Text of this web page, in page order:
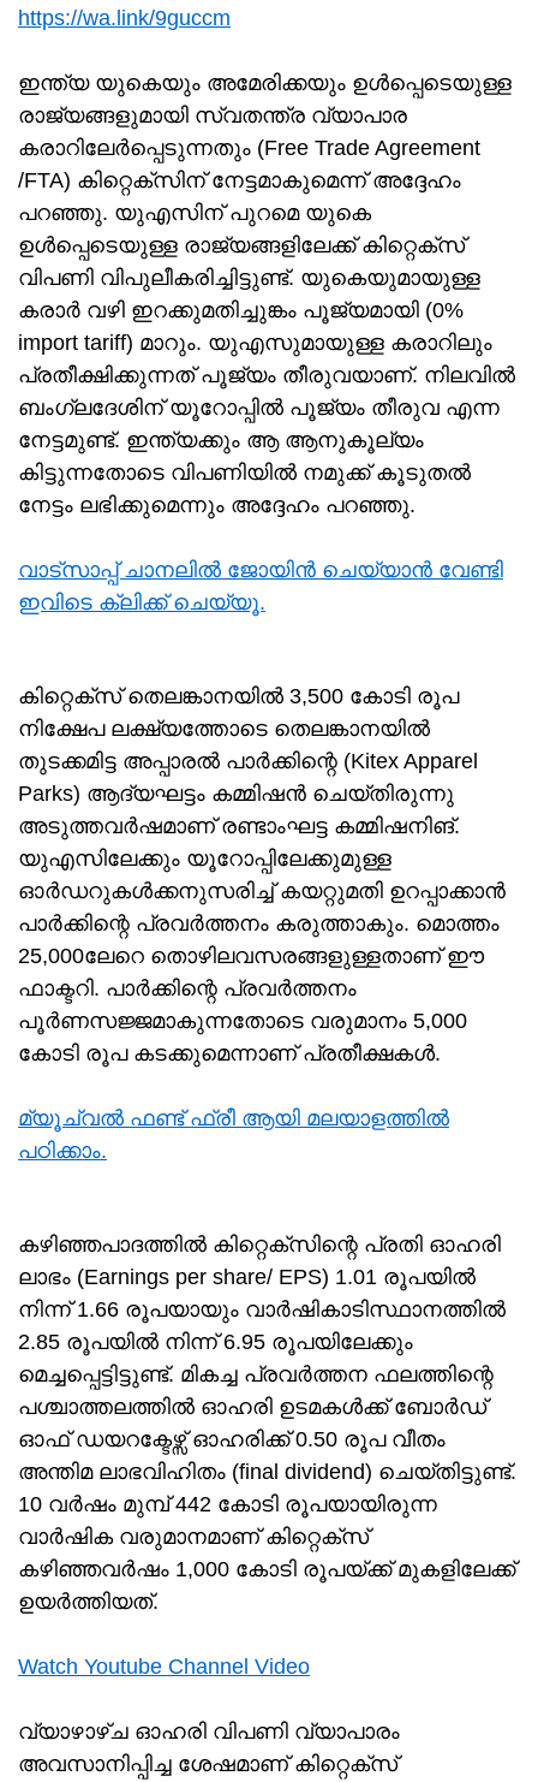
https://wa.link/9guccm
ഇന്ത്യ യുകെയും അമേരിക്കയും ഉൾപ്പെടെയുള്ള
രാജ്യങ്ങളുമായി സ്വതന്ത്ര വ്യാപാര
കരാറിലേർപ്പെടുന്നതും (Free Trade Agreement
/FTA) കിറ്റെക്സിന് നേട്ടമാകുമെന്ന് അദ്ദേഹം
പറഞ്ഞു. യുഎസിന് പുറമെ യുകെ
ഉൾപ്പെടെയുള്ള രാജ്യങ്ങളിലേക്ക് കിറ്റെക്സ്
വിപണി വിപുലീകരിച്ചിട്ടുണ്ട്. യുകെയുമായുള്ള
കരാർ വഴി ഇറക്കുമതിച്ചുങ്കം പൂജ്യമായി (0%
import tariff) മാറും. യുഎസുമായുള്ള കരാറിലും
പ്രതീക്ഷിക്കുന്നത് പൂജ്യം തീരുവയാണ്. നിലവിൽ‌
ബംഗ്ലദേശിന് യൂറോപ്പിൽ പൂജ്യം തീരുവ എന്ന
നേട്ടമുണ്ട്. ഇന്ത്യക്കും ആ ആനുകൂല്യം
കിട്ടുന്നതോടെ വിപണിയിൽ നമുക്ക് കൂടുതൽ
നേട്ടം ലഭിക്കുമെന്നും അദ്ദേഹം പറഞ്ഞു.
വാട്സാപ്പ് ചാനലിൽ ജോയിൻ ചെയ്യാൻ വേണ്ടി
ഇവിടെ ക്ലിക്ക് ചെയ്യൂ.
കിറ്റെക്സ് തെലങ്കാനയിൽ 3,500 കോടി രൂപ
നിക്ഷേപ ലക്ഷ്യത്തോടെ തെലങ്കാനയിൽ
തുടക്കമിട്ട അപ്പാരൽ പാർക്കിന്റെ (Kitex Apparel
Parks) ആദ്യഘട്ടം കമ്മിഷൻ ചെയ്തിരുന്നു
അടുത്തവർഷമാണ് രണ്ടാംഘട്ട കമ്മിഷനിങ്.
യുഎസിലേക്കും യൂറോപ്പിലേക്കുമുള്ള
ഓർഡറുകൾക്കനുസരിച്ച് കയറ്റുമതി ഉറപ്പാക്കാൻ
പാർക്കിന്റെ പ്രവർത്തനം കരുത്താകും. മൊത്തം
25,000ലേറെ തൊഴിലവസരങ്ങളുള്ളതാണ് ഈ
ഫാക്ടറി. പാർക്കിന്റെ പ്രവർത്തനം
പൂർണസജ്ജമാകുന്നതോടെ വരുമാനം 5,000
കോടി രൂപ കടക്കുമെന്നാണ് പ്രതീക്ഷകൾ.
മ്യൂച്വൽ ഫണ്ട് ഫ്രീ ആയി മലയാളത്തിൽ
പഠിക്കാം.
കഴിഞ്ഞപാദത്തിൽ കിറ്റെക്സിന്റെ പ്രതി ഓഹരി
ലാഭം (Earnings per share/ EPS) 1.01 രൂപയിൽ
നിന്ന് 1.66 രൂപയായും വാർഷികാടിസ്ഥാനത്തിൽ
2.85 രൂപയിൽ നിന്ന് 6.95 രൂപയിലേക്കും
മെച്ചപ്പെട്ടിട്ടുണ്ട്. മികച്ച പ്രവർത്തന ഫലത്തിന്റെ
പശ്ചാത്തലത്തിൽ ഓഹരി ഉടമകൾക്ക് ബോർഡ്
ഓഫ് ഡയറക്ടേഴ്സ് ഓഹരിക്ക് 0.50 രൂപ വീതം
അന്തിമ ലാഭവിഹിതം (final dividend) ചെയ്തിട്ടുണ്ട്.
10 വർഷം മുമ്പ് 442 കോടി രൂപയായിരുന്ന
വാർഷിക വരുമാനമാണ് കിറ്റെക്സ്
കഴിഞ്ഞവർഷം 1,000 കോടി രൂപയ്ക്ക് മുകളിലേക്ക്
ഉയർത്തിയത്.
Watch Youtube Channel Video
വ്യാഴാഴ്ച ഓഹരി വിപണി വ്യാപാരം
അവസാനിപ്പിച്ച ശേഷമാണ് കിറ്റെക്സ്